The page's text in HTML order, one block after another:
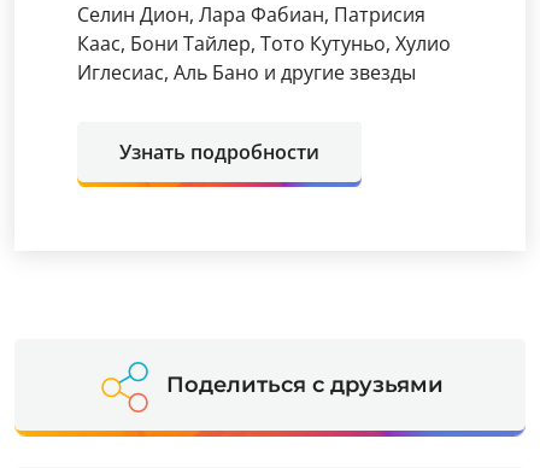
Селин Дион, Лара Фабиан, Патрисия
Каас, Бони Тайлер, Тото Кутуньо, Хулио
Иглесиас, Аль Бано и другие звезды
Узнать подробности
Поделиться с друзьями